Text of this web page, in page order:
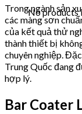
No products
Trong ngành sản
các màng sơn
của kết quả thử
thành thiết bị
chuyên nghiệp.
Trung Quốc đang
hợp lý.
Bar Coater